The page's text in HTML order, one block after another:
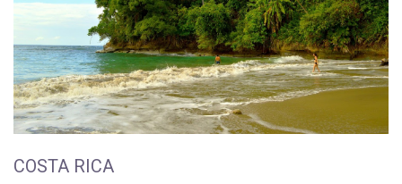
COSTA RICA